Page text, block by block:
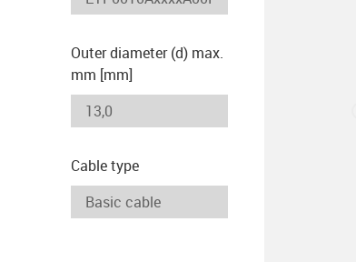
Outer diameter (d) max.
mm [mm]
Cable type